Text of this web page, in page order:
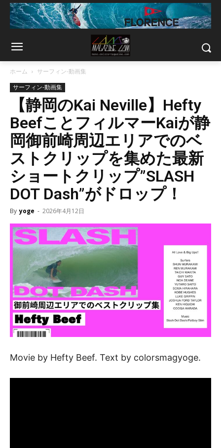
ホーム
サーフィン-動画集
サーフィン-動画集
【静岡のKai Neville】Hefty
BeefことフィルマーKaiが静
岡御前崎周辺エリアでのベ
ストクリップを集めた最新
ショートクリップ”SLASH
DOT Dash”がドロップ！
By yoge - 2026年4月12日
Movie by Hefty Beef. Text by colorsmagyoge.